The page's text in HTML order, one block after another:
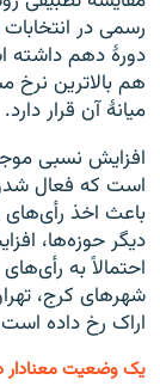
رسمی در
دورۀ دهم
هم بالاترین
میانۀ آن قرار دارد.
افزایش نسبی
است که فعال
باعث اخذ
دیگر حوزه‌ها،
احتمالاً به
شهرهای کرج،
اراک رخ داده
یک وضعیت معنادار